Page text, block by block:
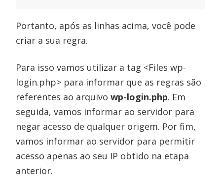
Portanto, após as linhas acima, você pode
criar a sua regra.
Para isso vamos utilizar a tag <Files wp-
login.php> para informar que as regras são
referentes ao arquivowp-login.php. Em
seguida, vamos informar ao servidor para
negar acesso de qualquer origem. Por fim,
vamos informar ao servidor para permitir
acesso apenas ao seu IP obtido na etapa
anterior.